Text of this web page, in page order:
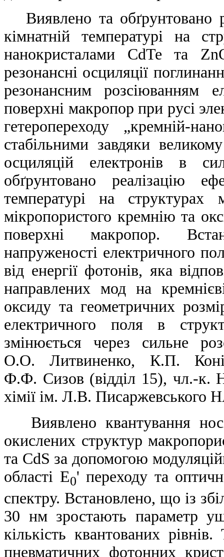
Виявлено та обґрунтовано
кімнатній температурі на
нанокристалами CdTe та
резонансні осциляції
резонансним розсіюванням
поверхні макропор при русі
гетеропереходу „кремній-
стабільними завдяки
осциляцій електронів в
обґрунтовано реалізацію
температурі на
мікропористого кремнію та
поверхні макропор.
напруженості електричного
від енергії фотонів, яка
направлених мод на
оксиду та геометричних
електричного поля в
змінюється через сильне
О.О. Литвиненко, К.П.
Ф.Ф. Сизов (відділ 15), чл.-к.
хімії ім. Л.В. Писаржевського
Виявлено квантування
окислених структур
та CdS за допомогою
області Е0' переходу та
спектру. Встановлено, що із
30 нм зростають параметр
кількість квантованих
пневматичних фотонних